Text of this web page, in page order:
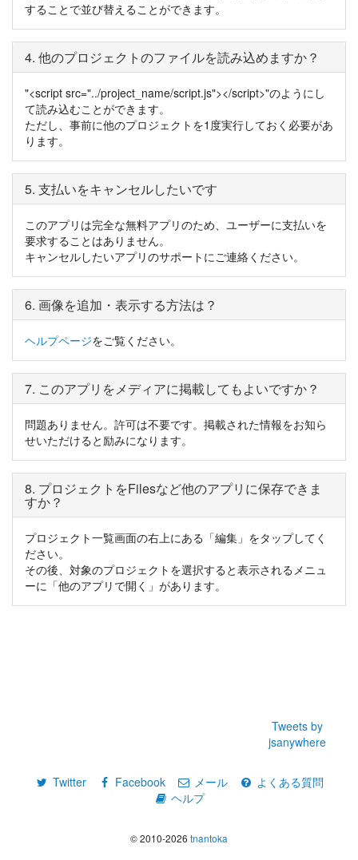
することで並び替えることができます。
4. 他のプロジェクトのファイルを読み込めますか？
"<script src="../project_name/script.js"></script>"のようにし
て読み込むことができます。
ただし、事前に他のプロジェクトを1度実行しておく必要があ
ります。
5. 支払いをキャンセルしたいです
このアプリは完全な無料アプリのため、ユーザーに支払いを
要求することはありません。
キャンセルしたいアプリのサポートにご連絡ください。
6. 画像を追加・表示する方法は？
ヘルプページをご覧ください。
7. このアプリをメディアに掲載してもよいですか？
問題ありません。許可は不要です。掲載された情報をお知ら
せいただけると励みになります。
8. プロジェクトをFilesなど他のアプリに保存できま
すか？
プロジェクト一覧画面の右上にある「編集」をタップしてく
ださい。
その後、対象のプロジェクトを選択すると表示されるメニュ
ーに「他のアプリで開く」があります。
Tweets by
jsanywhere
Twitter Facebook メール
よくある質問
ヘルプ
© 2010-2026 tnantoka